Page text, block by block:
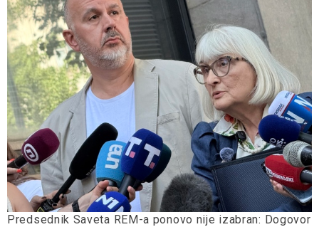
Predsednik Saveta REM-a ponovo nije izabran: Dogovor